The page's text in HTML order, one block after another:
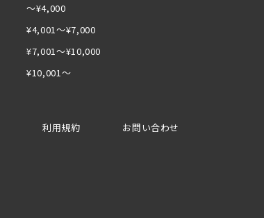
〜¥4,000
¥4,001〜¥7,000
¥7,001〜¥10,000
¥10,001〜
利用規約 お問い合わせ